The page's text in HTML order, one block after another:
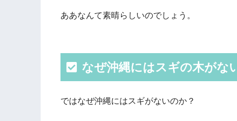
ああなんて素晴らしいのでしょう。
なぜ沖縄にはスギの木がな
ではなぜ沖縄にはスギがないのか？